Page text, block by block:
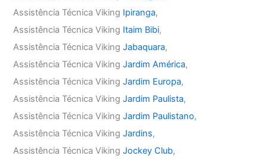
Assistência Técnica Viking Ipiranga,
Assistência Técnica Viking Itaim Bibi,
Assistência Técnica VikingJabaquara,
Assistência Técnica VikingJardim América,
Assistência Técnica VikingJardim Europa,
Assistência Técnica VikingJardim Paulista,
Assistência Técnica VikingJardim Paulistano,
Assistência Técnica VikingJardins,
Assistência Técnica VikingJockey Club,